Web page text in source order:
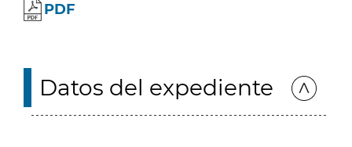
PDF
Datos del expediente